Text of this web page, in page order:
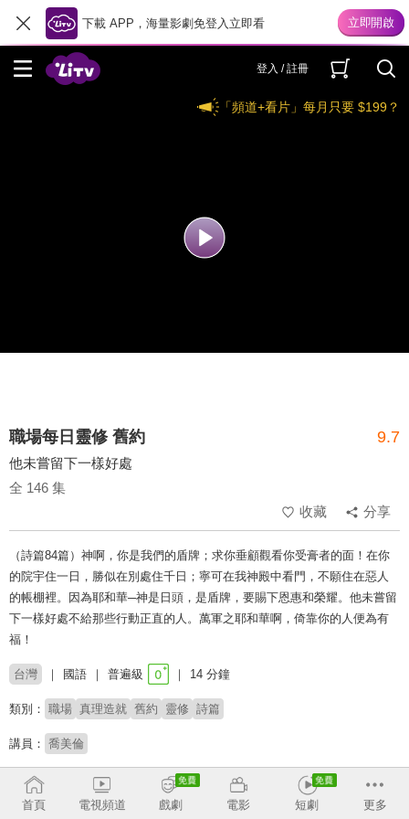
下載 APP，海量影劇免登入立即看
登入 / 註冊
「頻道+看片」每月只要 $199？
職場每日靈修 舊約 9.7
他未嘗留下一樣好處
全 146 集
收藏
分享
（詩篇84篇）神啊，你是我們的盾牌；求你垂顧觀看你受膏者的面！在你
的院宇住一日，勝似在別處住千日；寧可在我神殿中看門，不願住在惡人
的帳棚裡。因為耶和華─神是日頭，是盾牌，要賜下恩惠和榮耀。他未嘗留
下一樣好處不給那些行動正直的人。萬軍之耶和華啊，倚靠你的人便為有
福！
台灣 國語 普遍級 14 分鐘
類別： 職場 真理造就 舊約 靈修 詩篇
講員： 喬美倫
收回
首頁
電視頻道 戲劇 電影 短劇 更多